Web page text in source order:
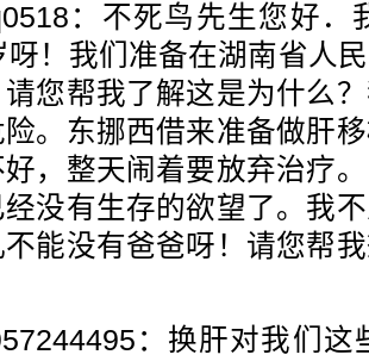
：不死鸟先生您好．
呀！我们准备在湖南省人
您帮我了解这是为什么
。东挪西借来准备做肝
，整天闹着要放弃治疗
没有生存的欲望了。我
能没有爸爸呀！请您帮
：换肝对我们这